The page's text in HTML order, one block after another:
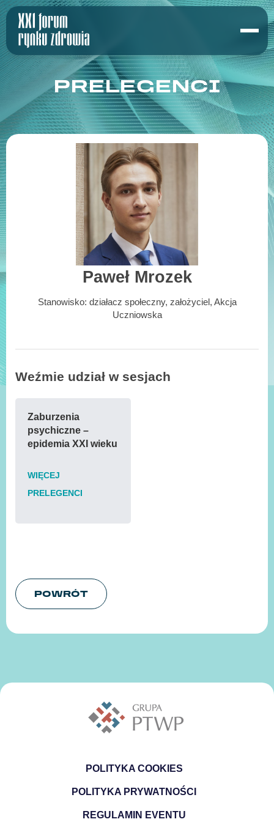
PRELEGENCI
Paweł Mrozek
Stanowisko: działacz społeczny, założyciel, Akcja
Uczniowska
Weźmie udział w sesjach
Zaburzenia
psychiczne –
epidemia XXI wieku
WIĘCEJ
PRELEGENCI
POWRÓT
POLITYKA COOKIES
POLITYKA PRYWATNOŚCI
REGULAMIN EVENTU